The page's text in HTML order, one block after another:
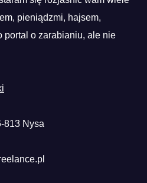
pieniądzmi, hajsem,
portal o zarabianiu, ale nie
813 Nysa